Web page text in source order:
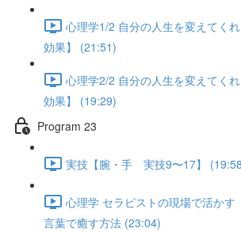
心理学1/2 自分の人生を変えてく
効果】 (21:51)
心理学2/2 自分の人生を変えてく
効果】 (19:29)
Program 23
実技【腕・手 実技9〜17】
心理学 セラピストの現場で活かす
言葉で癒す方法 (23:04)